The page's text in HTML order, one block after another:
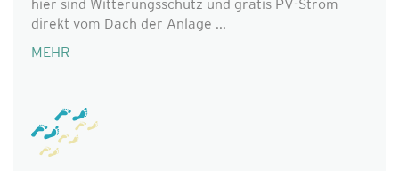
hier sind Witterungsschutz und gratis PV-Strom
direkt vom Dach der Anlage ...
MEHR